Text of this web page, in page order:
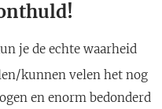
je de echte waarheid
kunnen velen het nog
en enorm bedonderd